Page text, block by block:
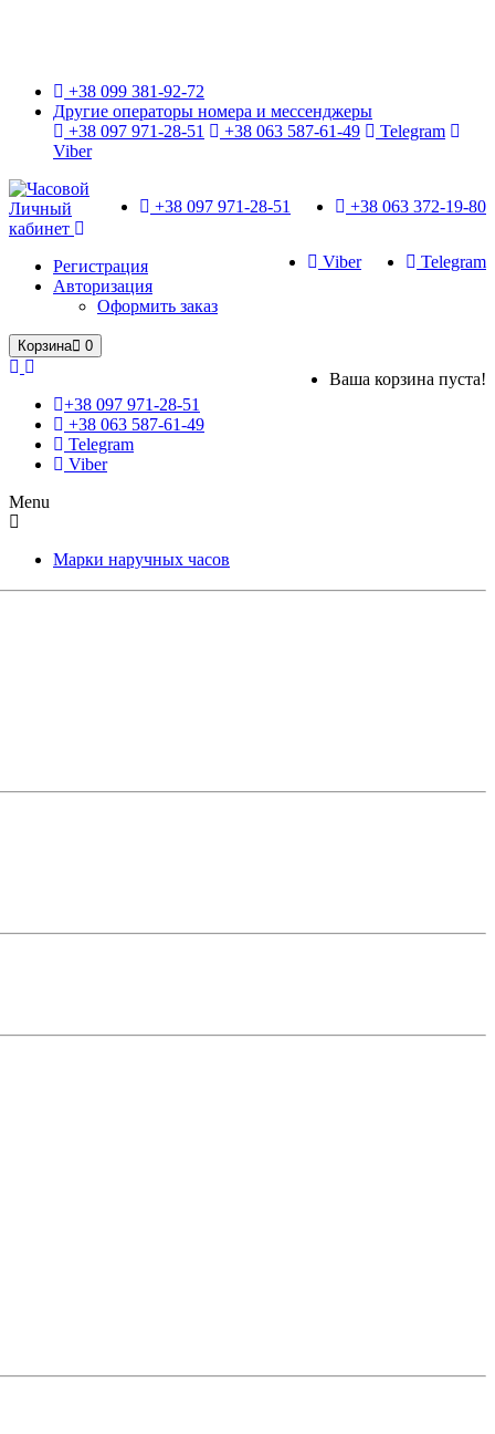
+38 099 381-92-72
Другие операторы номера и мессенджеры
+38 097 971-28-51
+38 063 587-61-49
Telegram
Viber
+38 063 372-19-80
+38 097 971-28-51
Telegram
Viber
Личный
кабинет
Регистрация
Авторизация
Оформить заказ
Корзина 0
Ваша корзина пуста!
+38 097 971-28-51
+38 063 587-61-49
Telegram
Viber
Menu
Марки наручных часов